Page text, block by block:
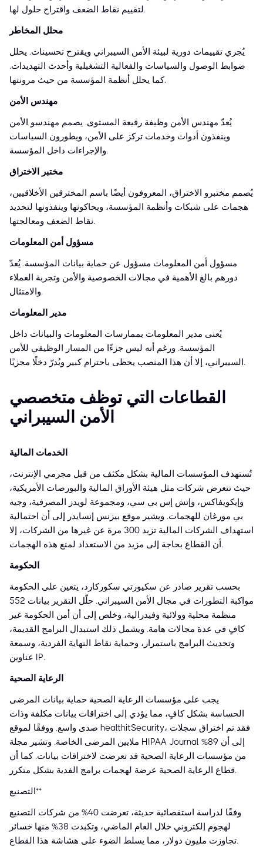
لتقييم نقاط الضعف واقتراح حلول لها.
محلل المخاطر
يُجري تقييمات دورية لبيئة الأمن السيبراني ويقترح تحسينات. يحلل
ضوابط الوصول والسياسات والفعالية التشغيلية وأحدث التهديدات.
كما يحلل أنظمة المؤسسة من حيث مرونتها.
مهندس الأمن
يُعدّ مهندس الأمن وظيفة رفيعة المستوى. يصمم مهندسو الأمن
وينفذون أدوات وخدمات تركز على الأمن، ويطورون السياسات
والإجراءات داخل المؤسسة.
مختبر الاختراق
يُصمم مختبرو الاختراق، المعروفون أيضًا باسم المخترقين الأخلاقيين،
هجمات على شبكات وأنظمة المؤسسة، ويحاكونها وينفذونها لتحديد
نقاط الضعف ومعالجتها.
مسؤول أمن المعلومات
مسؤول أمن المعلومات مسؤول عن حماية بيانات المؤسسة. يُعدّ
دورهم بالغ الأهمية في مجالات الخصوصية والأمن وتجربة العملاء
والامتثال.
مدير المعلومات
يُعنى مدير المعلومات بممارسات المعلومات والبيانات داخل
المؤسسة. ورغم أنه ليس جزءًا من المسار الوظيفي للأمن
السيبراني، إلا أن هذا المنصب يحظى باحترام كبير ويُدرّ دخلًا مجزيًا.
القطاعات التي توظف متخصصي
الأمن السيبراني
الخدمات المالية
تُستهدف المؤسسات المالية بشكل مكثف من قبل مجرمي الإنترنت،
حيث تتعرض شركات مثل هيئة الأوراق المالية والبورصات الأمريكية،
وإيكويفاكس، وإتش إس بي سي، ومجموعة لويدز المصرفية، وجيه
بي مورغان للهجمات. ويشير موقع بيزنس إنسايدر إلى أن احتمالية
استهداف الشركات المالية تزيد 300 مرة عن غيرها من الشركات، إلا
أن القطاع بحاجة إلى مزيد من الاستعداد لمنع هذه الهجمات.
الحكومة
بحسب تقرير صادر عن سكيورتي سكوركارد، يتعين على الحكومة
مواكبة التطورات في مجال الأمن السيبراني. حلّل التقرير بيانات 552
منظمة محلية وولائية وفيدرالية، وخلص إلى أن أمن الحكومة غير
كافٍ في عدة مجالات هامة. ويشمل ذلك استبدال البرامج القديمة،
وتحديث البرامج باستمرار، وحماية نقاط النهاية الفردية، وسمعة
عناوين IP.
الرعاية الصحية
يجب على مؤسسات الرعاية الصحية حماية بيانات المرضى
الحساسة بشكل كافٍ، مما يؤدي إلى اختراقات بيانات مكلفة وذات
صدى واسع. ووفقًا لموقع healthitSecurity، فقد تم اختراق سجلات
ملايين المرضى الخاصة. وتشير مجلة HIPAA Journal إلى أن 89%
من مؤسسات الرعاية الصحية قد تعرضت لاختراقات بيانات. كما أن
قطاع الرعاية الصحية عرضة لهجمات برامج الفدية بشكل متكرر.
التصنيع**
وفقًا لدراسة استقصائية حديثة، تعرضت 40% من شركات التصنيع
لهجوم إلكتروني خلال العام الماضي، وتكبدت 38% منها خسائر
تجاوزت مليون دولار، مما يسلط الضوء على هشاشة هذا القطاع.